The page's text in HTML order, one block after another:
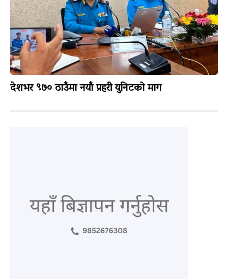
देशभर ९७० ठाउँमा नयाँ प्रहरी युनिटको माग